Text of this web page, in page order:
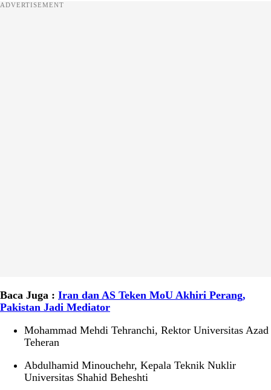
ADVERTISEMENT
Baca Juga : Iran dan AS Teken MoU Akhiri Perang,
Pakistan Jadi Mediator
Mohammad Mehdi Tehranchi, Rektor Universitas Azad
Teheran
Abdulhamid Minouchehr, Kepala Teknik Nuklir
Universitas Shahid Beheshti